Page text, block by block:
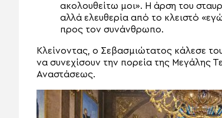
ακολουθείτω μοι». Η άρση του
αλλά ελευθερία από το κλειστό
προς τον συνάνθρωπο.
Κλείνοντας, ο Σεβασμιώτατος κάλεσε
να συνεχίσουν την πορεία της
Αναστάσεως.